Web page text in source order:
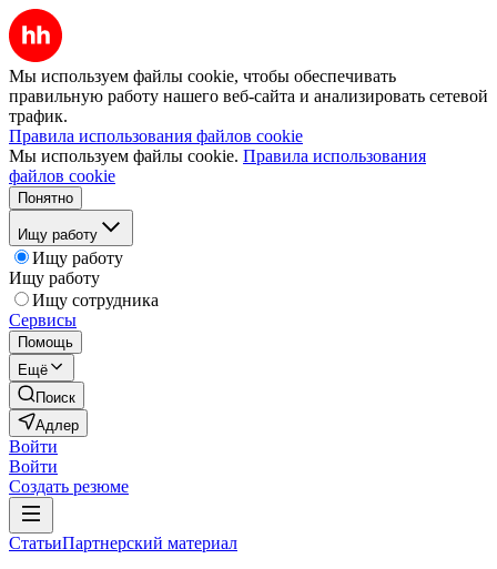
Мы используем файлы cookie, чтобы обеспечивать
правильную работу нашего веб-сайта и анализировать сетевой
трафик.
Правила использования файлов cookie
Мы используем файлы cookie. Правила использования
файлов cookie
Понятно
Ищу работу
Ищу работу
Ищу работу
Ищу сотрудника
Сервисы
Помощь
Ещё
Поиск
Адлер
Войти
Войти
Создать резюме
СтатьиПартнерский материал